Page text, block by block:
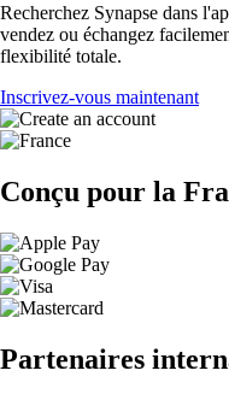
Recherchez Synapse dans
vendez ou échangez
flexibilité totale.
Inscrivez-vous maintenant
Conçu pour la
Partenaires